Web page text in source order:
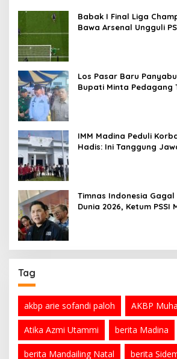
Babak I Final Liga
Bawa Arsenal Ungguli
Los Pasar Baru
Bupati Minta Pedagang
IMM Madina Peduli
Hadis: Ini Tanggung
Timnas Indonesia Gagal
Dunia 2026, Ketum PSSI
Tag
akbp arie sofandi paloh AKBP
Atika Azmi Utammi berita Madina
berita Mandailing Natal berita